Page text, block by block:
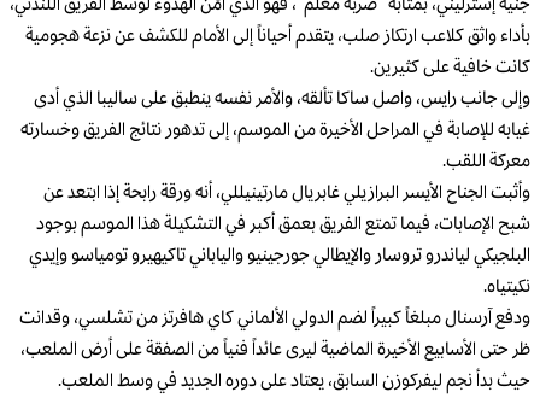
بأداء واثق كلاعب ارتكاز صلب، يتقدم أحياناً إلى الأمام للكشف عن نزعة هجومية
كانت خافية على كثيرين.
وإلى جانب رايس، واصل ساكا تألقه، والأمر نفسه ينطبق على ساليبا الذي أدى
غيابه للإصابة في المراحل الأخيرة من الموسم، إلى تدهور نتائج الفريق وخسارته
معركة اللقب.
وأثبت الجناح الأيسر البرازيلي غابريال مارتينيللي، أنه ورقة رابحة إذا ابتعد عن
شبح الإصابات، فيما تمتع الفريق بعمق أكبر في التشكيلة هذا الموسم بوجود
البلجيكي لياندرو تروسار والإيطالي جورجينيو والياباني تاكيهيرو تومياسو وإيدي
نكيتياه.
ودفع آرسنال مبلغاً كبيراً لضم الدولي الألماني كاي هافرتز من تشلسي، وقدانت
ظر حتى الأسابيع الأخيرة الماضية ليرى عائداً فنياً من الصفقة على أرض الملعب،
حيث بدأ نجم ليفركوزن السابق، يعتاد على دوره الجديد في وسط الملعب.